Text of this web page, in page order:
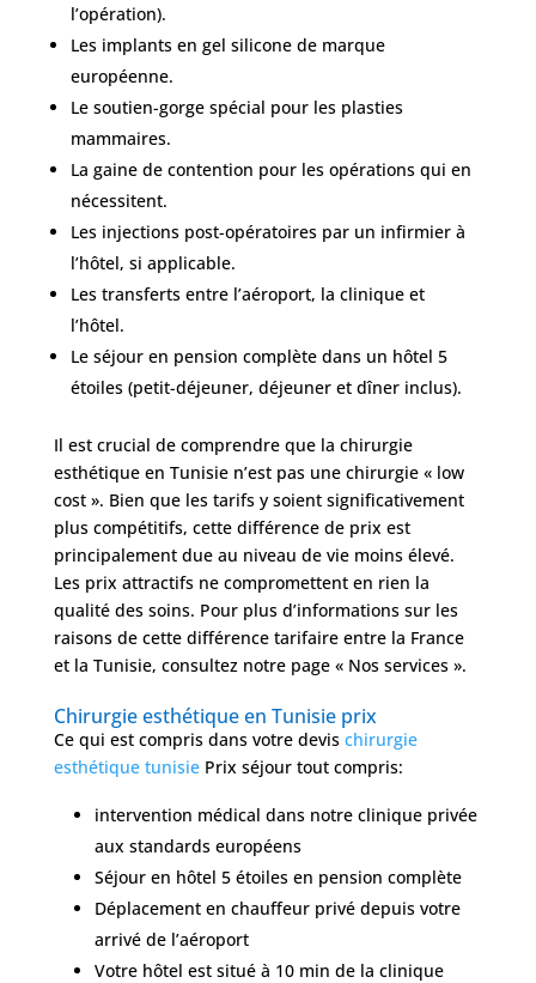
Nos
Tarifs
Nos
chirurgies
Obésité
Nos
chirurgiens
FAQ
Services
Nos
Nos
Avant
/
Après
Devis
Gratuit
l’opération).
Les implants en gel silicone de marque
européenne.
Le soutien-gorge spécial pour les plasties
mammaires.
La gaine de contention pour les opérations qui en
nécessitent.
Les injections post-opératoires par un infirmier à
l’hôtel, si applicable.
Les transferts entre l’aéroport, la clinique et
l’hôtel.
Le séjour en pension complète dans un hôtel 5
étoiles (petit-déjeuner, déjeuner et dîner inclus).
Il est crucial de comprendre que la chirurgie
esthétique en Tunisie n’est pas une chirurgie « low
cost ». Bien que les tarifs y soient significativement
plus compétitifs, cette différence de prix est
principalement due au niveau de vie moins élevé.
Les prix attractifs ne compromettent en rien la
qualité des soins. Pour plus d’informations sur les
raisons de cette différence tarifaire entre la France
et la Tunisie, consultez notre page « Nos services ».
Chirurgie esthétique en Tunisie prix
Ce qui est compris dans votre devis chirurgie
esthétique tunisiePrix séjour tout compris:
intervention médical dans notre clinique privée
aux standards européens
Séjour en hôtel 5 étoiles en pension complète
Déplacement en chauffeur privé depuis votre
arrivé de l’aéroport
Votre hôtel est situé à 10 min de la clinique